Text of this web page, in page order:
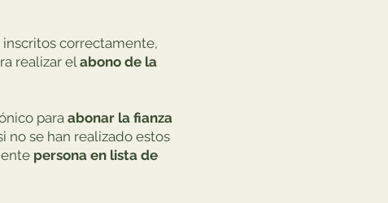
correctamente,
realizar elabono de la
paraabonar la fianza
no se han realizado estos
persona en lista de